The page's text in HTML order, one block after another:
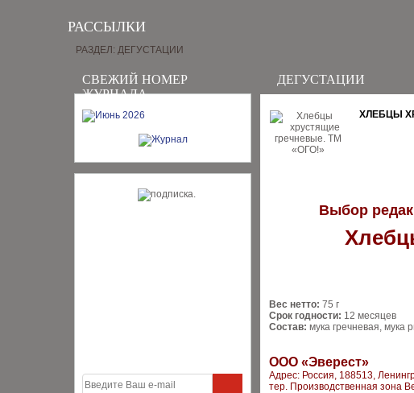
РАССЫЛКИ
СВЕЖИЙ НОМЕР
ЖУРНАЛА
РАЗДЕЛ: ДЕГУСТАЦИИ
ДЕГУСТАЦИИ
ХЛЕБЦЫ
Выбор
Вес нетто: 75 г
Срок годности: 12 месяцев
Состав: мука гречневая, мука
ООО «Эверест»
Адрес: Россия, 188513,
тер. Производственная зона